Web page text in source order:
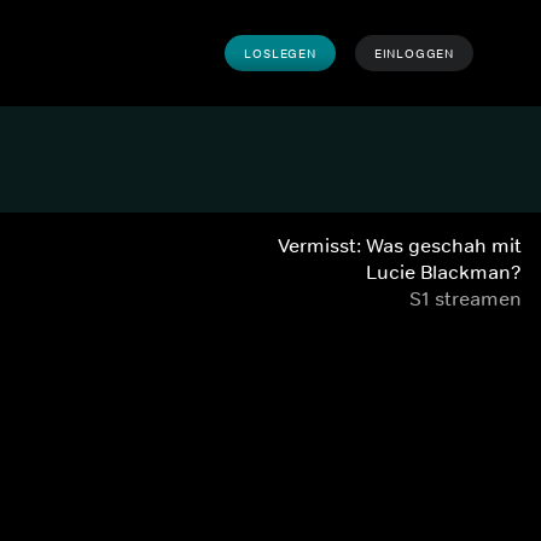
LOSLEGEN EINLOGGEN
Vermisst: Was geschah mit
Lucie Blackman?
S1 streamen